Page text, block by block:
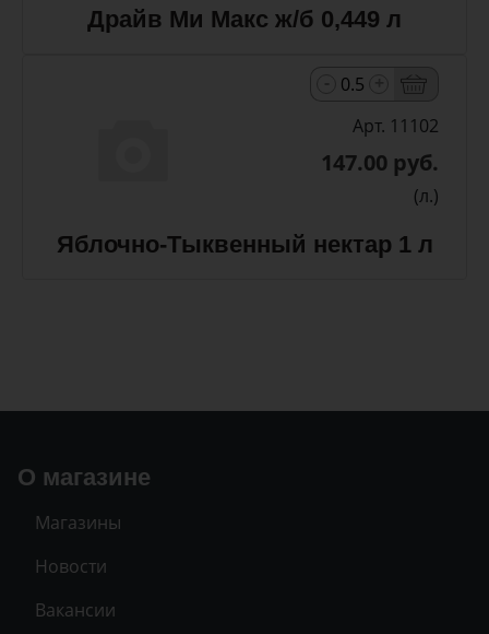
Драйв Ми Макс ж/б 0,449 л
Арт. 11102
147.00 руб.
(л.)
Яблочно-Тыквенный нектар 1 л
О магазине
Магазины
Новости
Вакансии